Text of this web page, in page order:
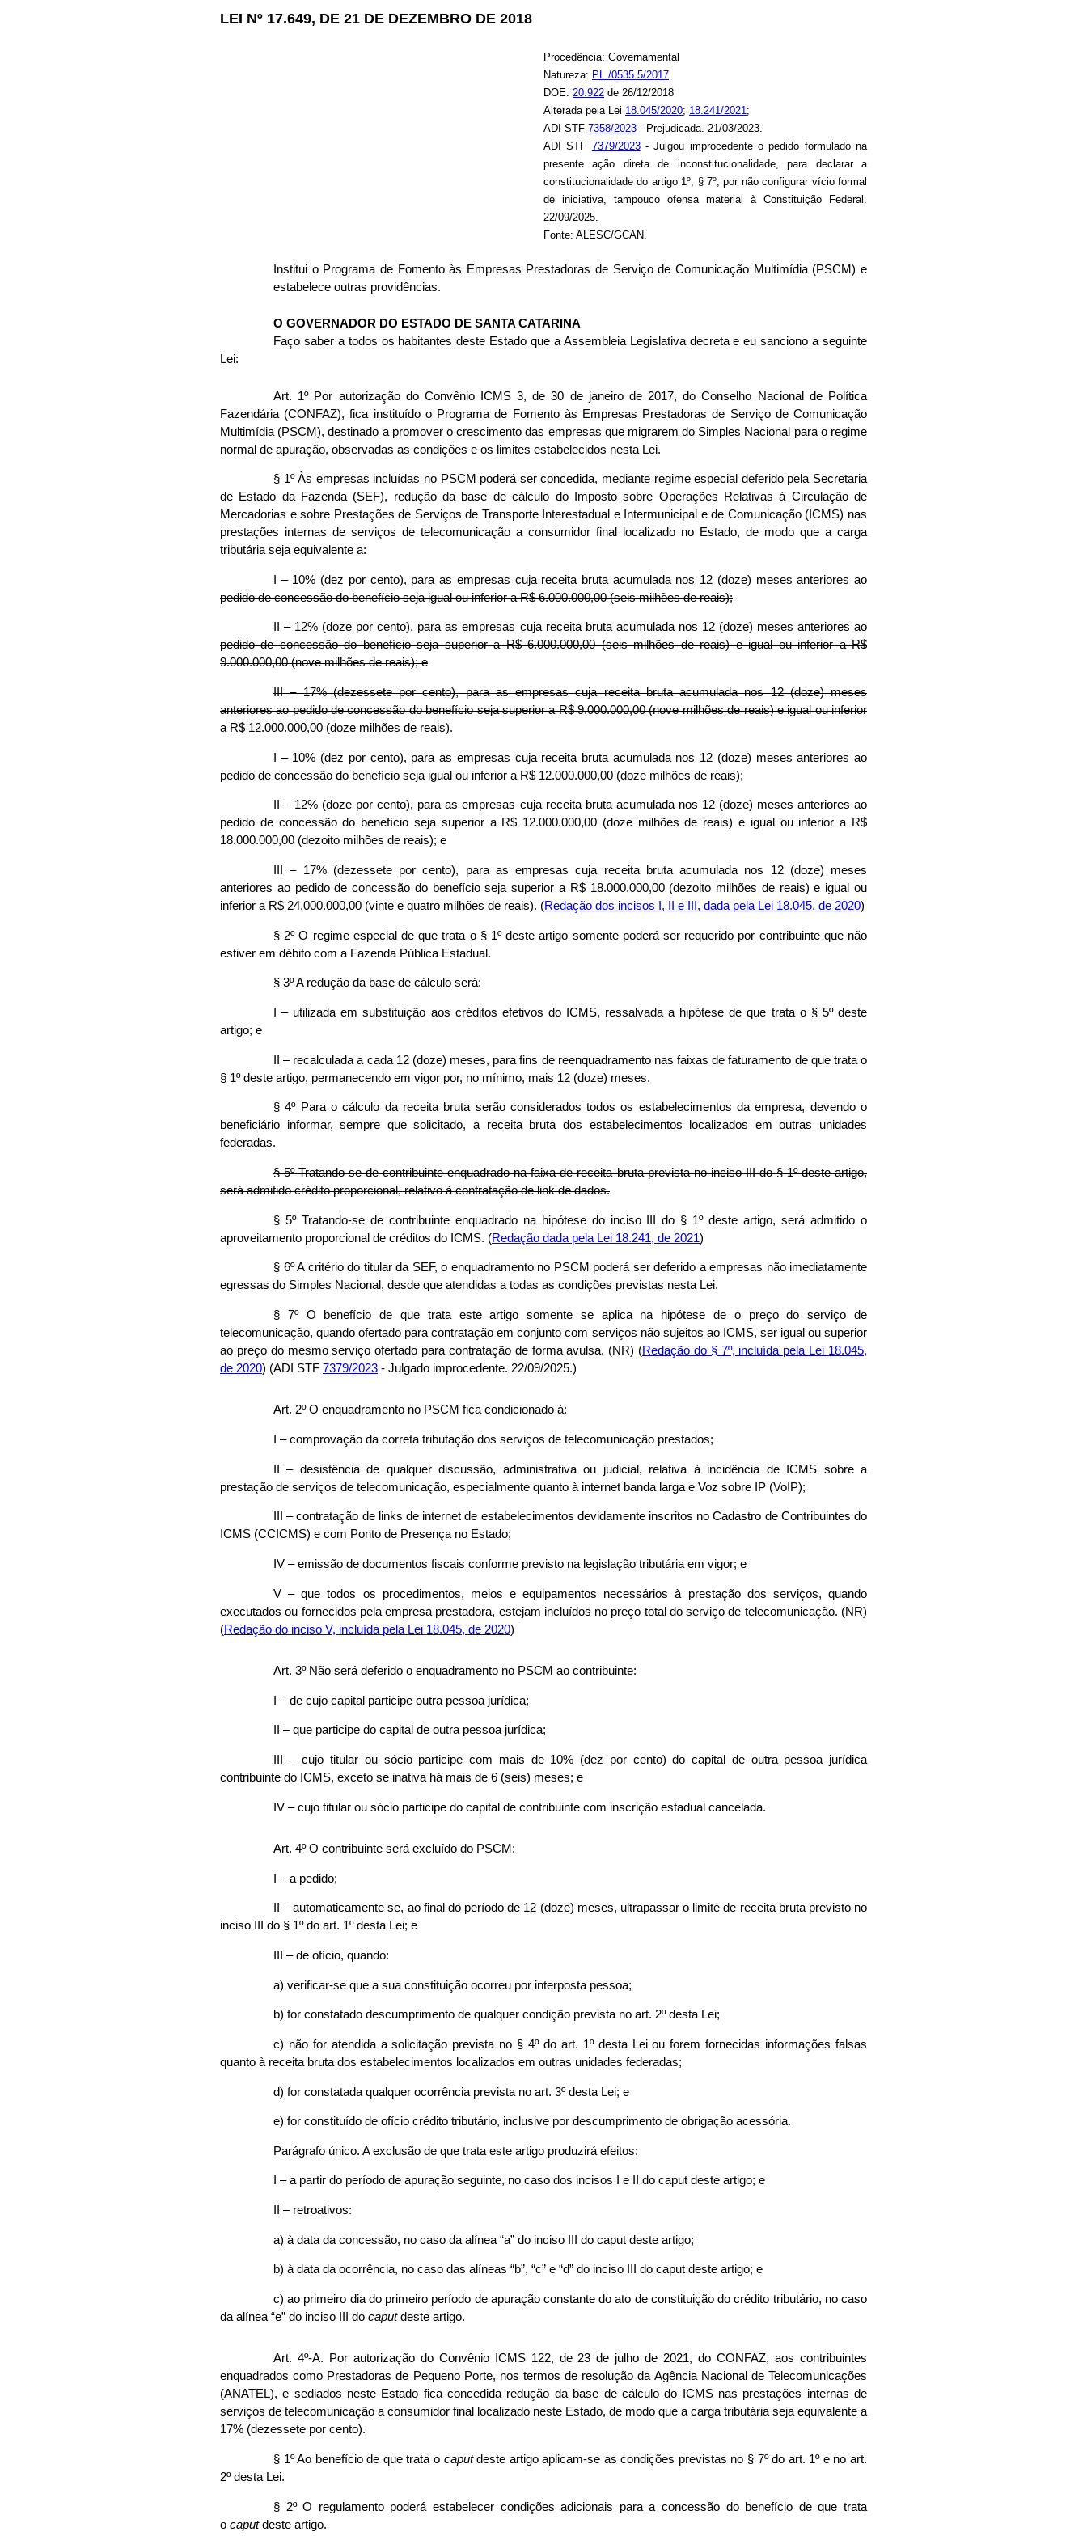
LEI Nº 17.649, DE 21 DE DEZEMBRO DE 2018
Procedência: Governamental
Natureza: PL./0535.5/2017
DOE: 20.922 de 26/12/2018
Alterada pela Lei 18.045/2020; 18.241/2021 ;
ADI STF 7358/2023 - Prejudicada. 21/03/2023.
ADI STF 7379/2023- Julgou improcedente o pedido formulado na
presente ação direta de inconstitucionalidade, para declarar a
constitucionalidade do artigo 1º, § 7º, por não configurar vício formal
de iniciativa, tampouco ofensa material à Constituição Federal.
22/09/2025.
Fonte: ALESC/GCAN.
Institui o Programa de Fomento às Empresas Prestadoras de Serviço de Comunicação Multimídia (PSCM) e
estabelece outras providências.
O GOVERNADOR DO ESTADO DE SANTA CATARINA
Faço saber a todos os habitantes deste Estado que a Assembleia Legislativa decreta e eu sanciono a seguinte
Lei:
Art. 1º Por autorização do Convênio ICMS 3, de 30 de janeiro de 2017, do Conselho Nacional de Política
Fazendária (CONFAZ), fica instituído o Programa de Fomento às Empresas Prestadoras de Serviço de Comunicação
Multimídia (PSCM), destinado a promover o crescimento das empresas que migrarem do Simples Nacional para o regime
normal de apuração, observadas as condições e os limites estabelecidos nesta Lei.
§ 1º Às empresas incluídas no PSCM poderá ser concedida, mediante regime especial deferido pela Secretaria
de Estado da Fazenda (SEF), redução da base de cálculo do Imposto sobre Operações Relativas à Circulação de
Mercadorias e sobre Prestações de Serviços de Transporte Interestadual e Intermunicipal e de Comunicação (ICMS) nas
prestações internas de serviços de telecomunicação a consumidor final localizado no Estado, de modo que a carga
tributária seja equivalente a:
I – 10% (dez por cento), para as empresas cuja receita bruta acumulada nos 12 (doze) meses anteriores ao
pedido de concessão do benefício seja igual ou inferior a R$ 6.000.000,00 (seis milhões de reais);
II – 12% (doze por cento), para as empresas cuja receita bruta acumulada nos 12 (doze) meses anteriores ao
pedido de concessão do benefício seja superior a R$ 6.000.000,00 (seis milhões de reais) e igual ou inferior a R$
9.000.000,00 (nove milhões de reais); e
III – 17% (dezessete por cento), para as empresas cuja receita bruta acumulada nos 12 (doze) meses
anteriores ao pedido de concessão do benefício seja superior a R$ 9.000.000,00 (nove milhões de reais) e igual ou inferior
a R$ 12.000.000,00 (doze milhões de reais).
I – 10% (dez por cento), para as empresas cuja receita bruta acumulada nos 12 (doze) meses anteriores ao
pedido de concessão do benefício seja igual ou inferior a R$ 12.000.000,00 (doze milhões de reais);
II – 12% (doze por cento), para as empresas cuja receita bruta acumulada nos 12 (doze) meses anteriores ao
pedido de concessão do benefício seja superior a R$ 12.000.000,00 (doze milhões de reais) e igual ou inferior a R$
18.000.000,00 (dezoito milhões de reais); e
III – 17% (dezessete por cento), para as empresas cuja receita bruta acumulada nos 12 (doze) meses
anteriores ao pedido de concessão do benefício seja superior a R$ 18.000.000,00 (dezoito milhões de reais) e igual ou
inferior a R$ 24.000.000,00 (vinte e quatro milhões de reais). (Redação dos incisos I, II e III, dada pela Lei 18.045, de 2020)
§ 2º O regime especial de que trata o § 1º deste artigo somente poderá ser requerido por contribuinte que não
estiver em débito com a Fazenda Pública Estadual.
§ 3º A redução da base de cálculo será:
I – utilizada em substituição aos créditos efetivos do ICMS, ressalvada a hipótese de que trata o § 5º deste
artigo; e
II – recalculada a cada 12 (doze) meses, para fins de reenquadramento nas faixas de faturamento de que trata o
§ 1º deste artigo, permanecendo em vigor por, no mínimo, mais 12 (doze) meses.
§ 4º Para o cálculo da receita bruta serão considerados todos os estabelecimentos da empresa, devendo o
beneficiário informar, sempre que solicitado, a receita bruta dos estabelecimentos localizados em outras unidades
federadas.
§ 5º Tratando-se de contribuinte enquadrado na faixa de receita bruta prevista no inciso III do § 1º deste artigo,
será admitido crédito proporcional, relativo à contratação de link de dados.
§ 5º Tratando-se de contribuinte enquadrado na hipótese do inciso III do § 1º deste artigo, será admitido o
aproveitamento proporcional de créditos do ICMS. (Redação dada pela Lei 18.241, de 2021)
§ 6º A critério do titular da SEF, o enquadramento no PSCM poderá ser deferido a empresas não imediatamente
egressas do Simples Nacional, desde que atendidas a todas as condições previstas nesta Lei.
§ 7º O benefício de que trata este artigo somente se aplica na hipótese de o preço do serviço de
telecomunicação, quando ofertado para contratação em conjunto com serviços não sujeitos ao ICMS, ser igual ou superior
ao preço do mesmo serviço ofertado para contratação de forma avulsa. (NR) (Redação do § 7º, incluída pela Lei 18.045,
de 2020) (ADI STF 7379/2023 - Julgado improcedente. 22/09/2025.)
Art. 2º O enquadramento no PSCM fica condicionado à:
I – comprovação da correta tributação dos serviços de telecomunicação prestados;
II – desistência de qualquer discussão, administrativa ou judicial, relativa à incidência de ICMS sobre a
prestação de serviços de telecomunicação, especialmente quanto à internet banda larga e Voz sobre IP (VoIP);
III – contratação de links de internet de estabelecimentos devidamente inscritos no Cadastro de Contribuintes do
ICMS (CCICMS) e com Ponto de Presença no Estado;
IV – emissão de documentos fiscais conforme previsto na legislação tributária em vigor; e
V – que todos os procedimentos, meios e equipamentos necessários à prestação dos serviços, quando
executados ou fornecidos pela empresa prestadora, estejam incluídos no preço total do serviço de telecomunicação. (NR)
(Redação do inciso V, incluída pela Lei 18.045, de 2020)
Art. 3º Não será deferido o enquadramento no PSCM ao contribuinte:
I – de cujo capital participe outra pessoa jurídica;
II – que participe do capital de outra pessoa jurídica;
III – cujo titular ou sócio participe com mais de 10% (dez por cento) do capital de outra pessoa jurídica
contribuinte do ICMS, exceto se inativa há mais de 6 (seis) meses; e
IV – cujo titular ou sócio participe do capital de contribuinte com inscrição estadual cancelada.
Art. 4º O contribuinte será excluído do PSCM:
I – a pedido;
II – automaticamente se, ao final do período de 12 (doze) meses, ultrapassar o limite de receita bruta previsto no
inciso III do § 1º do art. 1º desta Lei; e
III – de ofício, quando:
a) verificar-se que a sua constituição ocorreu por interposta pessoa;
b) for constatado descumprimento de qualquer condição prevista no art. 2º desta Lei;
c) não for atendida a solicitação prevista no § 4º do art. 1º desta Lei ou forem fornecidas informações falsas
quanto à receita bruta dos estabelecimentos localizados em outras unidades federadas;
d) for constatada qualquer ocorrência prevista no art. 3º desta Lei; e
e) for constituído de ofício crédito tributário, inclusive por descumprimento de obrigação acessória.
Parágrafo único. A exclusão de que trata este artigo produzirá efeitos:
I – a partir do período de apuração seguinte, no caso dos incisos I e II do caput deste artigo; e
II – retroativos:
a) à data da concessão, no caso da alínea “a” do inciso III do caput deste artigo;
b) à data da ocorrência, no caso das alíneas “b”, “c” e “d” do inciso III do caput deste artigo; e
c) ao primeiro dia do primeiro período de apuração constante do ato de constituição do crédito tributário, no caso
da alínea “e” do inciso III do caputdeste artigo.
Art. 4º-A. Por autorização do Convênio ICMS 122, de 23 de julho de 2021, do CONFAZ, aos contribuintes
enquadrados como Prestadoras de Pequeno Porte, nos termos de resolução da Agência Nacional de Telecomunicações
(ANATEL), e sediados neste Estado fica concedida redução da base de cálculo do ICMS nas prestações internas de
serviços de telecomunicação a consumidor final localizado neste Estado, de modo que a carga tributária seja equivalente a
17% (dezessete por cento).
§ 1º Ao benefício de que trata o caputdeste artigo aplicam-se as condições previstas no § 7º do art. 1º e no art.
2º desta Lei.
§ 2º O regulamento poderá estabelecer condições adicionais para a concessão do benefício de que trata
o caputdeste artigo.